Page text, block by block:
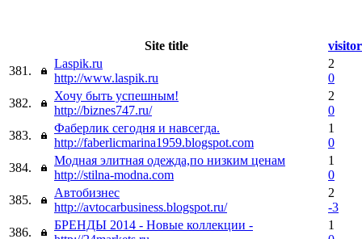
Site title
381.
Laspik.ru
http://www.laspik.ru
2
0
382.
Хочу быть успешным!
http://biznes747.ru/
2
0
383.
Фаберлик сегодня и навсегда.
http://faberlicmarina1959.blogspot.com
1
0
384.
Модная элитная одежда,по низким ценам
http://stilna-modna.com
1
0
385.
Автобизнес
http://avtocarbusiness.blogspot.ru/
2
-3
386.
БРЕНДЫ 2014 - Новые коллекции -
1